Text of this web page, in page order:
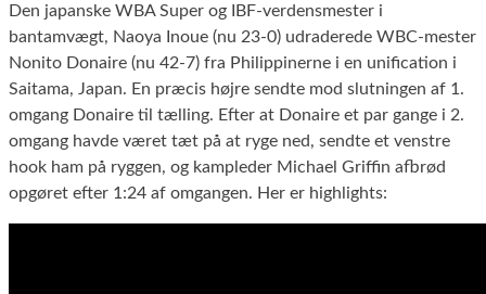
Den japanske WBA Super og IBF-verdensmester i
bantamvægt, Naoya Inoue (nu 23-0) udraderede WBC-mester
Nonito Donaire (nu 42-7) fra Philippinerne i en unification i
Saitama, Japan. En præcis højre sendte mod slutningen af 1.
omgang Donaire til tælling. Efter at Donaire et par gange i 2.
omgang havde været tæt på at ryge ned, sendte et venstre
hook ham på ryggen, og kampleder Michael Griffin afbrød
opgøret efter 1:24 af omgangen. Her er highlights: